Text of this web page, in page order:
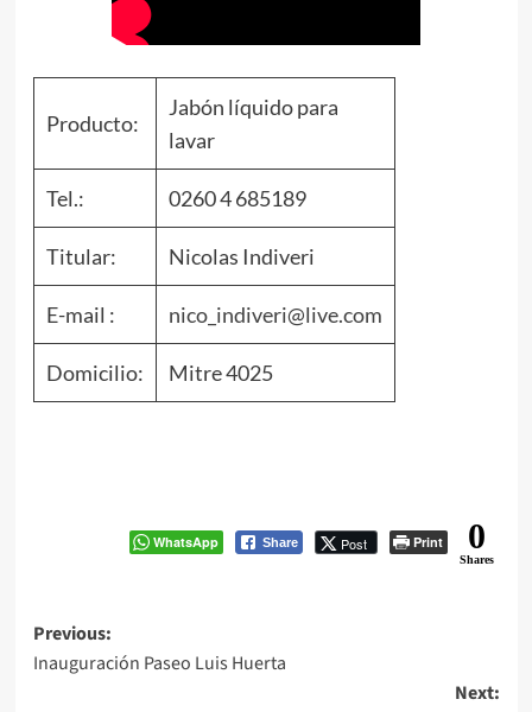
Producto:
Jabón líquido para
lavar
Tel.: 0260 4 685189
Titular: Nicolas Indiveri
E-mail : nico_indiveri@live.com
Domicilio: Mitre 4025
WhatsApp Share Post Print 0
Shares
Post
navigation
Previous:
Inauguración Paseo Luis Huerta
Next: